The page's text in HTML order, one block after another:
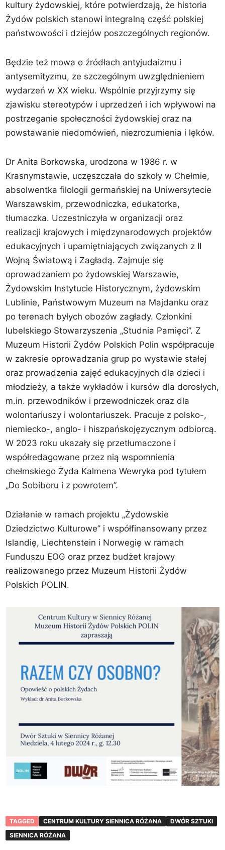
kultury żydowskiej, które potwierdzają, że historia
Żydów polskich stanowi integralną część polskiej
państwowości i dziejów poszczególnych regionów.
Będzie też mowa o źródłach antyjudaizmu i
antysemityzmu, ze szczególnym uwzględnieniem
wydarzeń w XX wieku. Wspólnie przyjrzymy się
zjawisku stereotypów i uprzedzeń i ich wpływowi na
postrzeganie społeczności żydowskiej oraz na
powstawanie niedomówień, niezrozumienia i lęków.
Dr Anita Borkowska, urodzona w 1986 r. w
Krasnymstawie, uczęszczała do szkoły w Chełmie,
absolwentka filologii germańskiej na Uniwersytecie
Warszawskim, przewodniczka, edukatorka,
tłumaczka. Uczestniczyła w organizacji oraz
realizacji krajowych i międzynarodowych projektów
edukacyjnych i upamiętniających związanych z II
Wojną Światową i Zagładą. Zajmuje się
oprowadzaniem po żydowskiej Warszawie,
Żydowskim Instytucie Historycznym, żydowskim
Lublinie, Państwowym Muzeum na Majdanku oraz
po terenach byłych obozów zagłady. Członkini
lubelskiego Stowarzyszenia „Studnia Pamięci”. Z
Muzeum Historii Żydów Polskich Polin współpracuje
w zakresie oprowadzania grup po wystawie stałej
oraz prowadzenia zajęć edukacyjnych dla dzieci i
młodzieży, a także wykładów i kursów dla dorosłych,
m.in. przewodników i przewodniczek oraz dla
wolontariuszy i wolontariuszek. Pracuje z polsko-,
niemiecko-, anglo- i hiszpańskojęzycznym odbiorcą.
W 2023 roku ukazały się przetłumaczone i
współredagowane przez nią wspomnienia
chełmskiego Żyda Kalmena Wewryka pod tytułem
„Do Sobiboru i z powrotem”.
Działanie w ramach projektu „Żydowskie
Dziedzictwo Kulturowe” i współfinansowany przez
Islandię, Liechtenstein i Norwegię w ramach
Funduszu EOG oraz przez budżet krajowy
realizowanego przez Muzeum Historii Żydów
Polskich POLIN.
TAGGED CENTRUM KULTURY SIENNICA RÓŻANA
DWÓR SZTUKI
SIENNICA RÓŻANA